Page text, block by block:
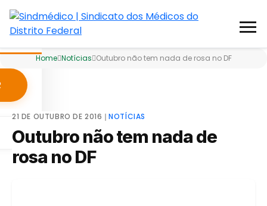
Home Notícias Outubro não tem nada de rosa no DF
21 DE OUTUBRO DE 2016 ❘NOTÍCIAS
Outubro não tem nada de
rosa no DF